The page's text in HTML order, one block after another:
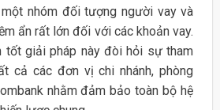
nhóm đối tượng người vay và
ẩn rất lớn đối với các khoản vay.
tốt giải pháp này đòi hỏi sự tham
cả các đơn vị chi nhánh, phòng
nhằm đảm bảo toàn bộ hệ